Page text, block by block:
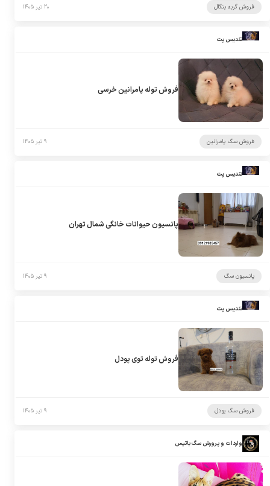
فروش گربه بنگال ۲۰ تیر ۱۴۰۵
تندیس پت
فروش توله پامرانین خرسی
فروش سگ پامرانین ۹ تیر ۱۴۰۵
تندیس پت
پانسیون حیوانات خانگی شمال تهران
پانسیون سگ ۹ تیر ۱۴۰۵
تندیس پت
فروش توله توی پودل
فروش سگ پودل ۹ تیر ۱۴۰۵
واردات و پرورش سگ باتیس